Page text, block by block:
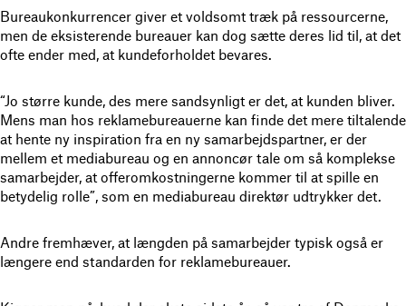
Bureaukonkurrencer giver et voldsomt træk på ressourcerne,
men de eksisterende bureauer kan dog sætte deres lid til, at det
ofte ender med, at kundeforholdet bevares.
“Jo større kunde, des mere sandsynligt er det, at kunden bliver.
Mens man hos reklamebureauerne kan finde det mere tiltalende
at hente ny inspiration fra en ny samarbejdspartner, er der
mellem et mediabureau og en annoncør tale om så komplekse
samarbejder, at offeromkostningerne kommer til at spille en
betydelig rolle”, som en mediabureau direktør udtrykker det.
Andre fremhæver, at længden på samarbejder typisk også er
længere end standarden for reklamebureauer.